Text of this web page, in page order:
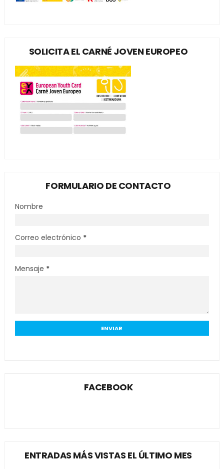
SOLICITA EL CARNÉ JOVEN EUROPEO
FORMULARIO DE CONTACTO
Nombre
Correo electrónico *
Mensaje *
FACEBOOK
ENTRADAS MÁS VISTAS EL ÚLTIMO MES